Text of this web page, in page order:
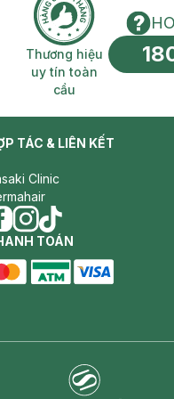
phí Thương hiệu
Thương hiệu
uy tín toàn
cầu
TÁC & LIÊN KẾT
Clinic
instagram
tiktok
TOÁN